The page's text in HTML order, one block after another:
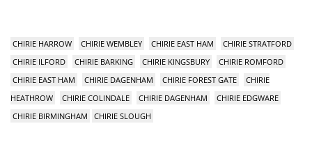
CHIRIE HARROW CHIRIE WEMBLEY CHIRIE EAST HAM
CHIRIE STRATFORD
CHIRIE ILFORD
CHIRIE BARKING CHIRIE KINGSBURY
CHIRIE ROMFORD
CHIRIE EAST HAM
CHIRIE DAGENHAM CHIRIE FOREST GATE
CHIRIE
HEATHROW
CHIRIE COLINDALE CHIRIE DAGENHAM
CHIRIE EDGWARE
CHIRIE BIRMINGHAM
CHIRIE SLOUGH